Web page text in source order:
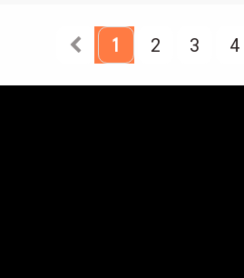
1 2 3 4